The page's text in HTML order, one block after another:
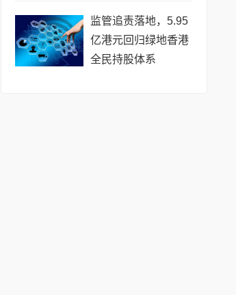
监管追责落地，5.95
亿港元回归绿地香港
全民持股体系